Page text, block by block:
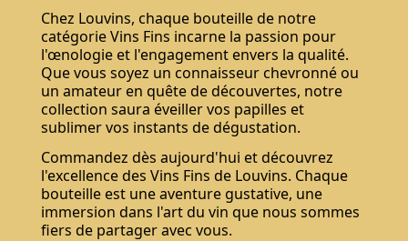
Chez Louvins, chaque bouteille de notre
catégorie Vins Fins incarne la passion pour
l'œnologie et l'engagement envers la qualité.
Que vous soyez un connaisseur chevronné ou
un amateur en quête de découvertes, notre
collection saura éveiller vos papilles et
sublimer vos instants de dégustation.
Commandez dès aujourd'hui et découvrez
l'excellence des Vins Fins de Louvins. Chaque
bouteille est une aventure gustative, une
immersion dans l'art du vin que nous sommes
fiers de partager avec vous.